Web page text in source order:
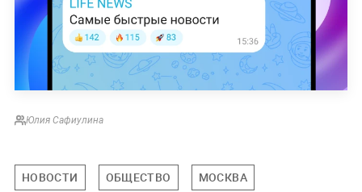
Юлия Сафиулина
НОВОСТИ ОБЩЕСТВО МОСКВА